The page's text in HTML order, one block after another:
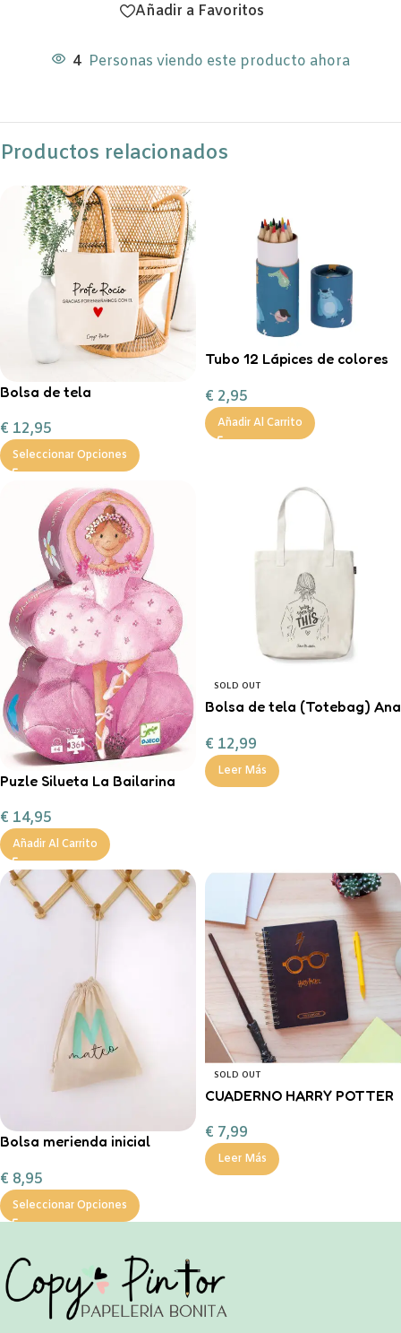
Añadir a Favoritos
4 Personas viendo este producto ahora
Productos relacionados
Bolsa de tela
€ 12,95
Seleccionar Opciones
Tubo 12 Lápices de colores
€ 2,95
Añadir Al Carrito
Puzle Silueta La Bailarina
€ 14,95
Añadir Al Carrito
SOLD OUT
Bolsa de tela (Totebag) Ana
€ 12,99
Leer Más
Bolsa merienda inicial
€ 8,95
Seleccionar Opciones
SOLD OUT
CUADERNO HARRY POTTER
€ 7,99
Leer Más